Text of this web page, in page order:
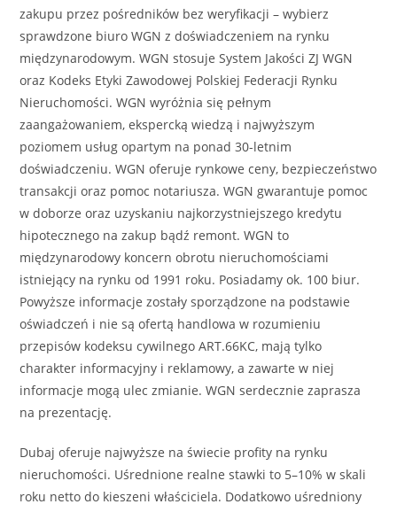
zakupu przez pośredników bez weryfikacji – wybierz
sprawdzone biuro WGN z doświadczeniem na rynku
międzynarodowym. WGN stosuje System Jakości ZJ WGN
oraz Kodeks Etyki Zawodowej Polskiej Federacji Rynku
Nieruchomości. WGN wyróżnia się pełnym
zaangażowaniem, ekspercką wiedzą i najwyższym
poziomem usług opartym na ponad 30-letnim
doświadczeniu. WGN oferuje rynkowe ceny, bezpieczeństwo
transakcji oraz pomoc notariusza. WGN gwarantuje pomoc
w doborze oraz uzyskaniu najkorzystniejszego kredytu
hipotecznego na zakup bądź remont. WGN to
międzynarodowy koncern obrotu nieruchomościami
istniejący na rynku od 1991 roku. Posiadamy ok. 100 biur.
Powyższe informacje zostały sporządzone na podstawie
oświadczeń i nie są ofertą handlowa w rozumieniu
przepisów kodeksu cywilnego ART.66KC, mają tylko
charakter informacyjny i reklamowy, a zawarte w niej
informacje mogą ulec zmianie. WGN serdecznie zaprasza
na prezentację.
Dubaj oferuje najwyższe na świecie profity na rynku
nieruchomości. Uśrednione realne stawki to 5–10% w skali
roku netto do kieszeni właściciela. Dodatkowo uśredniony